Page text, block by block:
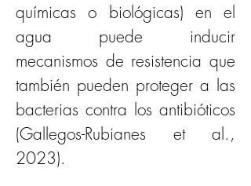
químicas o biológicas) en el
agua puede inducir
mecanismos de resistencia que
también pueden proteger a las
bacterias contra los antibióticos
(Gallegos-Rubianes et al.,
2023).